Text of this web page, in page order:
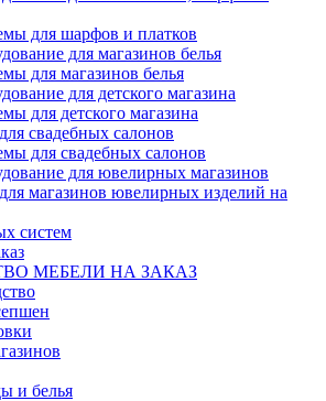
для шарфов и платков
для магазинов белья
для магазинов белья
для детского магазина
для детского магазина
свадебных салонов
для свадебных салонов
для ювелирных магазинов
магазинов ювелирных изделий на
систем
МЕБЕЛИ НА ЗАКАЗ
и белья